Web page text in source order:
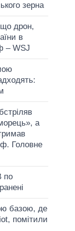
зерна
дрон,
в
– WSJ
а
Головне
по
базою, де
помітили